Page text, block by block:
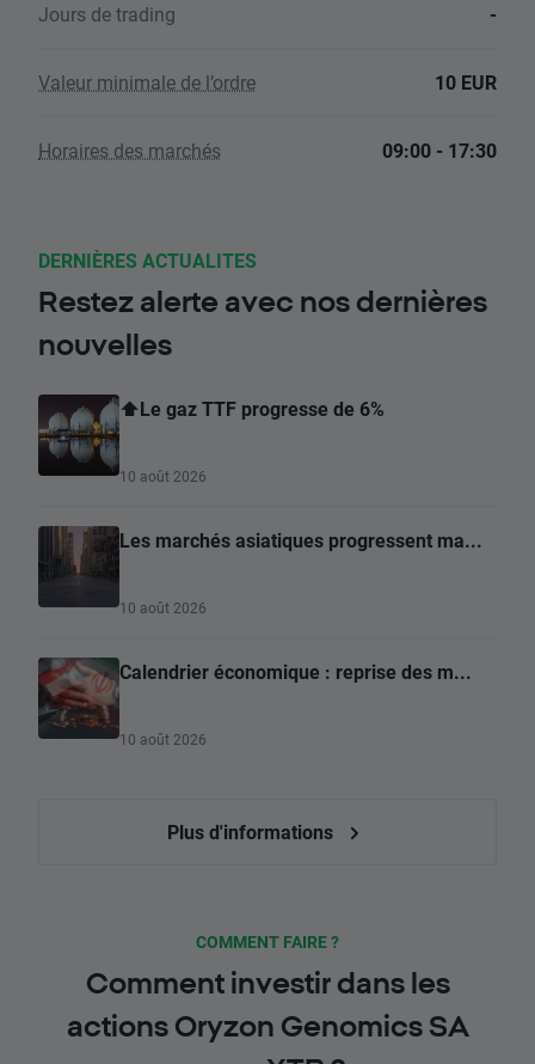
Jours de trading -
Valeur minimale de l’ordre 10 EUR
Horaires des marchés 09:00 - 17:30
DERNIÈRES ACTUALITES
Restez alerte avec nos dernières
nouvelles
⬆️Le gaz TTF progresse de 6%
10 août 2026
Les marchés asiatiques progressent ma...
10 août 2026
Calendrier économique : reprise des m...
10 août 2026
Plus d'informations
COMMENT FAIRE ?
Comment investir dans les
actions Oryzon Genomics SA